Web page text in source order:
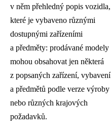
v něm přehledný popis vozidla,
které je vybaveno různými
dostupnými zařízeními
a předměty: prodávané modely
mohou obsahovat jen některá
z popsaných zařízení, vybavení
a předmětů podle verze výroby
nebo různých krajových
požadavků.